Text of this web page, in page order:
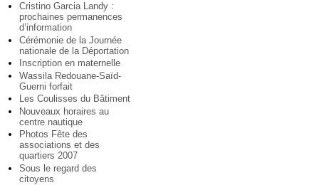
Cristino Garcia Landy :
prochaines permanences
d’information
Cérémonie de la Journée
nationale de la Déportation
Inscription en maternelle
Wassila Redouane-Saïd-
Guerni forfait
Les Coulisses du Bâtiment
Nouveaux horaires au
centre nautique
Photos Fête des
associations et des
quartiers 2007
Sous le regard des
citoyens